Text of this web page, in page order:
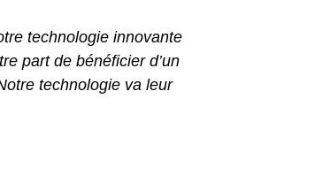
technologie innovante
part de bénéficier d’un
technologie va leur